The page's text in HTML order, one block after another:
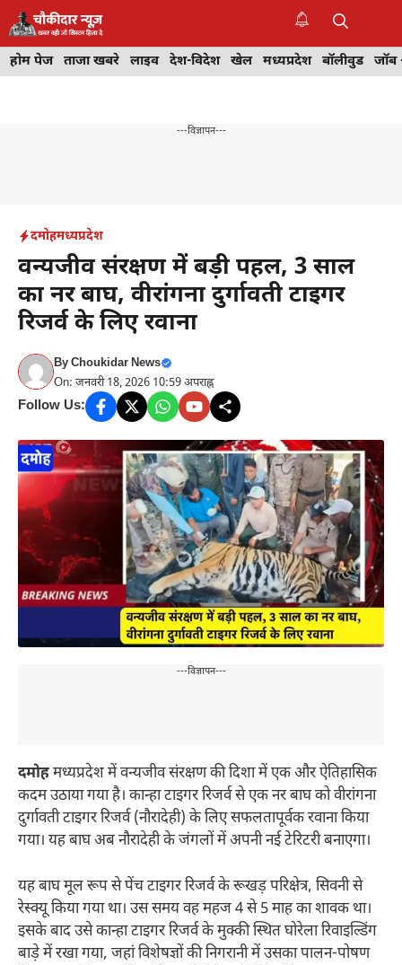
Skip
to
content
होम पेज ताजा खबरे लाइव देश-विदेश खेल मध्यप्रदेश बॉलीवुड
---विज्ञापन---
दमोहमध्यप्रदेश
वन्यजीव संरक्षण में बड़ी पहल, 3 साल
का नर बाघ, वीरांगना दुर्गावती टाइगर
रिजर्व के लिए रवाना
ByChoukidar News
On: जनवरी 18, 2026 10:59 अपराह्न
Follow Us:
---विज्ञापन---
दमोहमध्यप्रदेश में वन्यजीव संरक्षण की दिशा में एक और ऐतिहासिक
कदम उठाया गया है। कान्हा टाइगर रिजर्व से एक नर बाघ को वीरांगना
दुर्गावती टाइगर रिजर्व (नौरादेही) के लिए सफलतापूर्वक रवाना किया
गया। यह बाघ अब नौरादेही के जंगलों में अपनी नई टेरिटरी बनाएगा।
यह बाघ मूल रूप से पेंच टाइगर रिजर्व के रूखड़ परिक्षेत्र, सिवनी से
रेस्क्यू किया गया था। उस समय वह महज 4 से 5 माह का शावक था।
इसके बाद उसे कान्हा टाइगर रिजर्व के मुक्की स्थित घोरेला रिवाइल्डिंग
बाड़े में रखा गया, जहां विशेषज्ञों की निगरानी में उसका पालन-पोषण